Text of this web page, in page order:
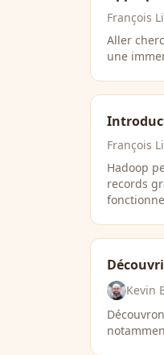
François
Aller
une
François
Hadoop
records
Kevin